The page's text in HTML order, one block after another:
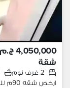
4,050,000 ج.م
شقة
2 غرف نوم
ارخص شقه 90م للبيع فالرحاب